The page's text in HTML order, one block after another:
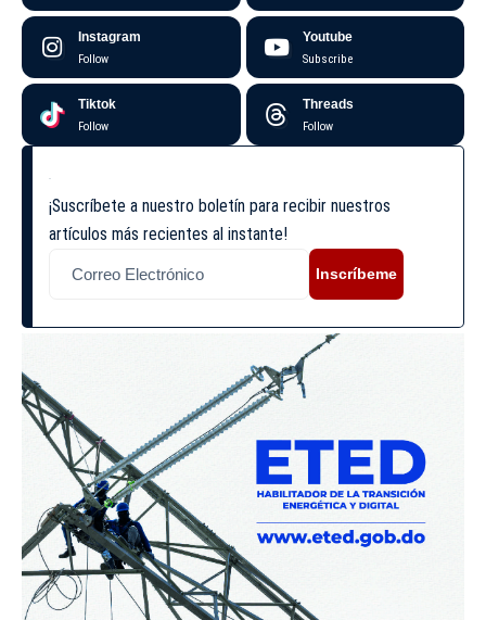
Instagram
Follow
Youtube
Subscribe
Tiktok
Follow
Threads
Follow
¡Suscríbete a nuestro boletín para recibir nuestros
artículos más recientes al instante!
Inscríbeme